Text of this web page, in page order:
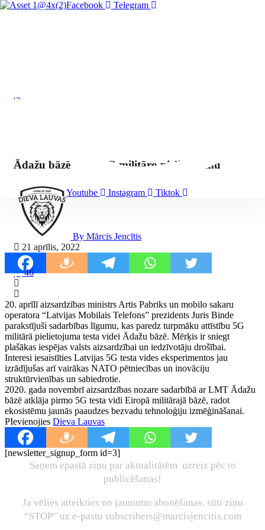
Facebook Telegram
Youtube Instagram Tiktok
Ādažu bāzē testēs 5G militāro pielietojumu
By Mārcis Jencītis
21 aprīlis, 2022
46
20. aprīlī aizsardzības ministrs Artis Pabriks un mobilo sakaru
operatora “Latvijas Mobilais Telefons” prezidents Juris Binde
parakstījuši sadarbības līgumu, kas paredz turpmāku attīstību 5G
militārā pielietojuma testa videi Ādažu bāzē. Mērķis ir sniegt
plašākas iespējas valsts aizsardzībai un iedzīvotāju drošībai.
Interesi iesaistīties Latvijas 5G testa vides eksperimentos jau
izrādījušas arī vairākas NATO pētniecības un inovāciju
struktūrvienības un sabiedrotie.
2020. gada novembrī aizsardzības nozare sadarbībā ar LMT Ādažu
bāzē atklāja pirmo 5G testa vidi Eiropā militārajā bāzē, radot
ekosistēmu jaunās paaudzes bezvadu tehnoloģiju izmēģināšanai.
PIevienojies Dieva Lauvas
[newsletter_signup_form id=3]
Saņem epastā ziņu par aktualitātēm uzreiz pēc to
publicēšanas!
Ja vēlies atteikties no jaunumu abonēšanas, sūti ziņu
“STOP” uz e-pastu subscribers@marcisjencitis.com